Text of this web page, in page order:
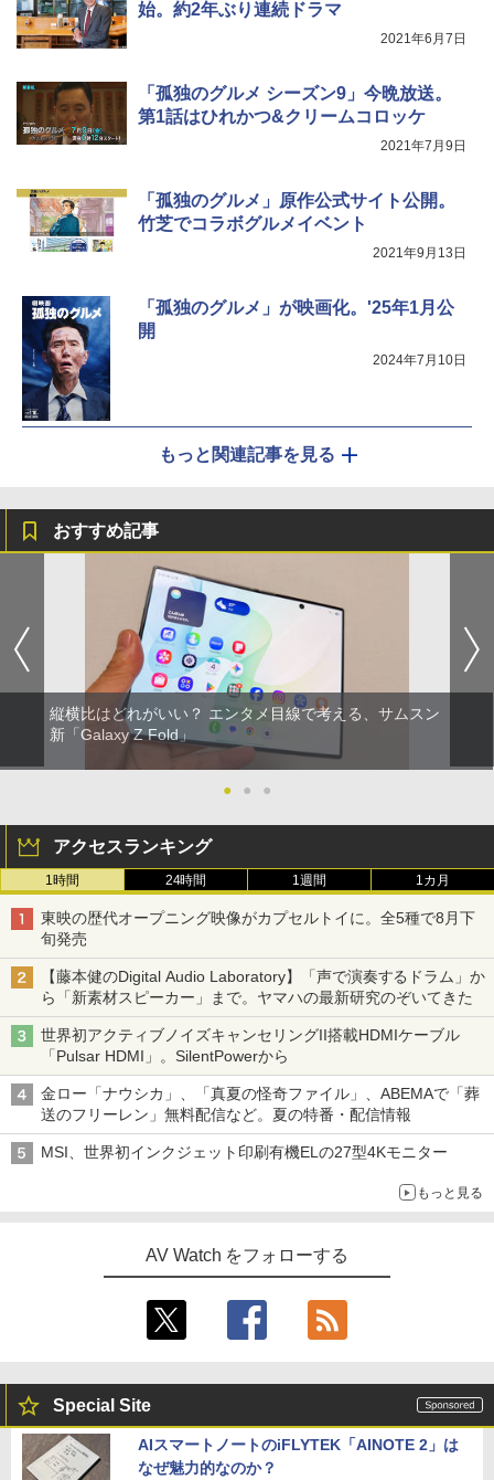
始。約2年ぶり連続ドラマ
2021年6月7日
「孤独のグルメ シーズン9」今晩放送。
第1話はひれかつ&クリームコロッケ
2021年7月9日
「孤独のグルメ」原作公式サイト公開。
竹芝でコラボグルメイベント
2021年9月13日
「孤独のグルメ」が映画化。'25年1月公
開
2024年7月10日
もっと関連記事を見る
おすすめ記事
縦横比はどれがいい？ エンタメ目線で考える、サムスン
新「Galaxy Z Fold」
● ● ●
アクセスランキング
1時間 24時間 1週間 1カ月
東映の歴代オープニング映像がカプセルトイに。全5種で8月下
旬発売
【藤本健のDigital Audio Laboratory】「声で演奏するドラム」か
ら「新素材スピーカー」まで。ヤマハの最新研究のぞいてきた
世界初アクティブノイズキャンセリングII搭載HDMIケーブル
「Pulsar HDMI」。SilentPowerから
金ロー「ナウシカ」、「真夏の怪奇ファイル」、ABEMAで「葬
送のフリーレン」無料配信など。夏の特番・配信情報
MSI、世界初インクジェット印刷有機ELの27型4Kモニター
もっと見る
AV Watch をフォローする
Special Site
AIスマートノートのiFLYTEK「AINOTE 2」は
なぜ魅力的なのか？